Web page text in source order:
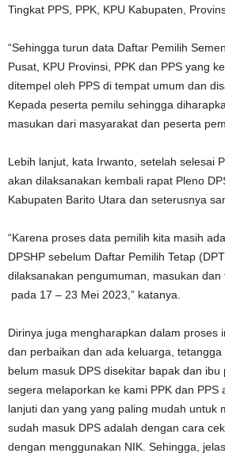
Tingkat PPS, PPK, KPU Kabupaten,
“Sehingga turun data Daftar Pemilih
Pusat, KPU Provinsi, PPK dan PPS yang
ditempel oleh PPS di tempat umum dan
Kepada peserta pemilu sehingga
masukan dari masyarakat dan peserta
Lebih lanjut, kata Irwanto, setelah selesai
akan dilaksanakan kembali rapat Pleno
Kabupaten Barito Utara dan seterusnya
“Karena proses data pemilih kita masih
DPSHP sebelum Daftar Pemilih Tetap
dilaksanakan pengumuman, masukan dan
pada 17 – 23 Mei 2023,” katanya.
Dirinya juga mengharapkan dalam proses
dan perbaikan dan ada keluarga,
belum masuk DPS disekitar bapak dan
segera melaporkan ke kami PPK dan PPS
lanjuti dan yang yang paling mudah untuk
sudah masuk DPS adalah dengan cara
dengan menggunakan NIK. Sehingga,